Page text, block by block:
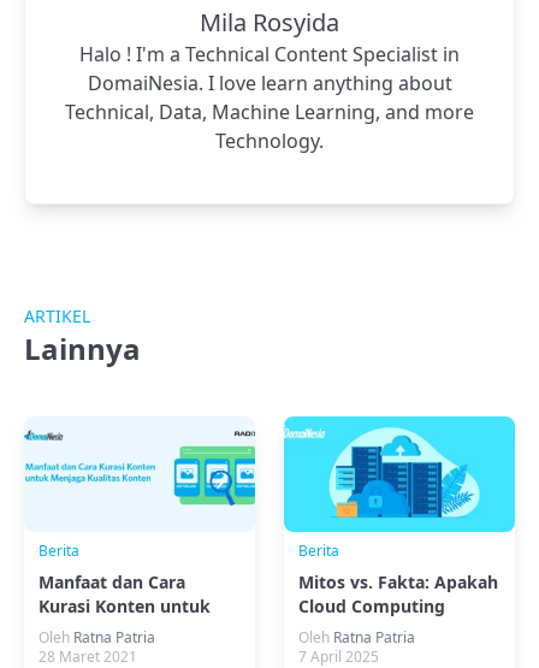
Mila Rosyida
Halo ! I'm a Technical Content Specialist in
DomaiNesia. I love learn anything about
Technical, Data, Machine Learning, and more
Technology.
ARTIKEL
Lainnya
Berita
Manfaat dan Cara
Kurasi Konten untuk
Menjaga Kualitas
Konten
Oleh Ratna Patria
28 Maret 2021
Berita
Mitos vs. Fakta: Apakah
Cloud Computing
Ramah Lingkungan?
Oleh Ratna Patria
7 April 2025